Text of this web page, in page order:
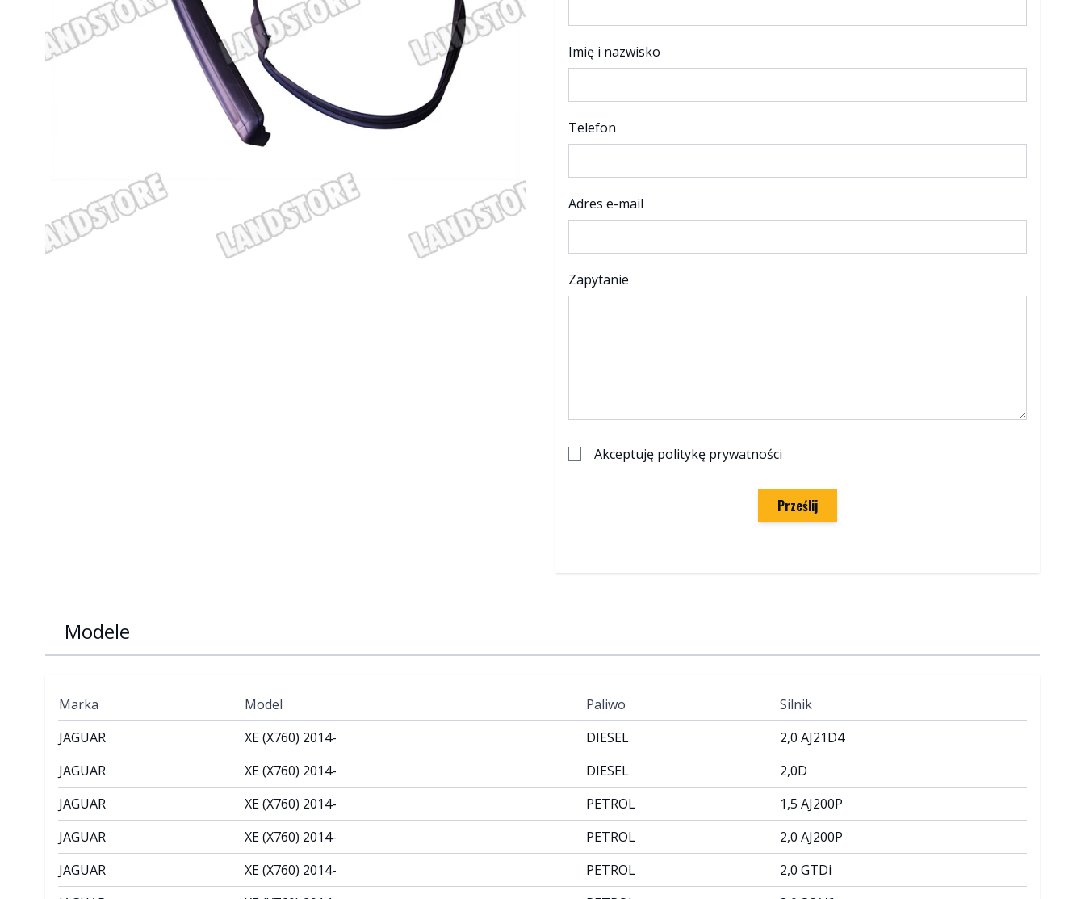
Imię i nazwisko
Telefon
Adres e-mail
Zapytanie
Akceptuję politykę prywatności
Prześlij
Modele
Marka Model Paliwo
Silnik
JAGUAR
XE (X760) 2014- DIESEL
2,0 AJ21D4
JAGUAR
XE (X760) 2014- DIESEL
2,0D
JAGUAR
XE (X760) 2014- PETROL
1,5 AJ200P
JAGUAR
XE (X760) 2014- PETROL
2,0 AJ200P
JAGUAR
XE (X760) 2014- PETROL
2,0 GTDi